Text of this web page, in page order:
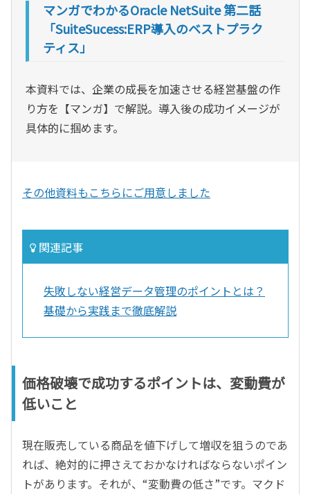
マンガでわかるOracle NetSuite 第二話
「SuiteSucess:ERP導入のベストプラク
ティス」
本資料では、企業の成長を加速させる経営基盤の作
り方を【マンガ】で解説。導入後の成功イメージが
具体的に掴めます。
その他資料もこちらにご用意しました
関連記事
失敗しない経営データ管理のポイントとは？
基礎から実践まで徹底解説
価格破壊で成功するポイントは、変動費が
低いこと
現在販売している商品を値下げして増収を狙うのであ
れば、絶対的に押さえておかなければならないポイン
トがあります。それが、“変動費の低さ”です。マクド